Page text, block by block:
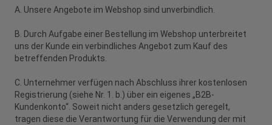
A. Unsere Angebote im Webshop sind unverbindlich.
B. Durch Aufgabe einer Bestellung im Webshop unterbreitet
uns der Kunde ein verbindliches Angebot zum Kauf des
betreffenden Produkts.
C. Unternehmer verfügen nach Abschluss ihrer kostenlosen
Registrierung (siehe Nr. 1. b.) über ein eigenes „B2B-
Kundenkonto“. Soweit nicht anders gesetzlich geregelt,
tragen diese die Verantwortung für die Verwendung der mit